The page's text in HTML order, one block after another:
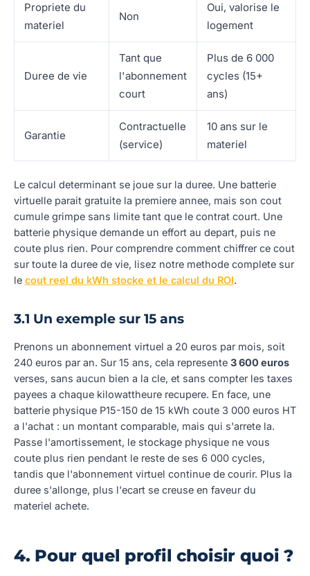
Propriete du
materiel
Non
Oui, valorise le
logement
Duree de vie
Tant que
l'abonnement
court
Plus de 6 000
cycles (15+
ans)
Garantie
Contractuelle
(service)
10 ans sur le
materiel
Le calcul determinant se joue sur la duree. Une batterie
virtuelle parait gratuite la premiere annee, mais son cout
cumule grimpe sans limite tant que le contrat court. Une
batterie physique demande un effort au depart, puis ne
coute plus rien. Pour comprendre comment chiffrer ce cout
sur toute la duree de vie, lisez notre methode complete sur
le cout reel du kWh stocke et le calcul du ROI.
3.1 Un exemple sur 15 ans
Prenons un abonnement virtuel a 20 euros par mois, soit
240 euros par an. Sur 15 ans, cela represente 3 600 euros
verses, sans aucun bien a la cle, et sans compter les taxes
payees a chaque kilowattheure recupere. En face, une
batterie physique P15-150 de 15 kWh coute 3 000 euros HT
a l'achat : un montant comparable, mais qui s'arrete la.
Passe l'amortissement, le stockage physique ne vous
coute plus rien pendant le reste de ses 6 000 cycles,
tandis que l'abonnement virtuel continue de courir. Plus la
duree s'allonge, plus l'ecart se creuse en faveur du
materiel achete.
4. Pour quel profil choisir quoi ?